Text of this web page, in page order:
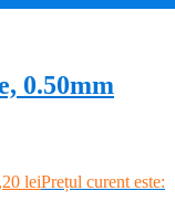
0.50mm
leiPrețul curent este: